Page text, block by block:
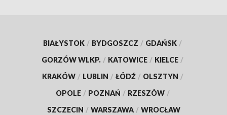
BIAŁYSTOK / BYDGOSZCZ / GDAŃSK /
GORZÓW WLKP. / KATOWICE / KIELCE /
KRAKÓW / LUBLIN / ŁÓDŹ / OLSZTYN /
OPOLE / POZNAŃ / RZESZÓW /
SZCZECIN / WARSZAWA / WROCŁAW